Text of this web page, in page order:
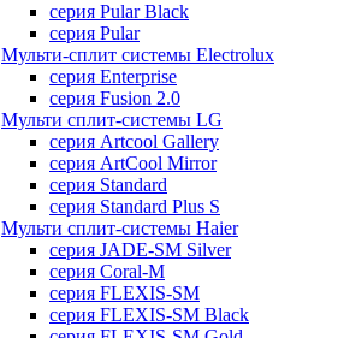
серия Pular Black
серия Pular
Мульти-сплит системы Electrolux
серия Enterprise
серия Fusion 2.0
Мульти сплит-системы LG
серия Artcool Gallery
серия ArtCool Mirror
серия Standard
серия Standard Plus S
Мульти сплит-системы Haier
серия JADE-SM Silver
серия Coral-M
серия FLEXIS-SM
серия FLEXIS-SM Black